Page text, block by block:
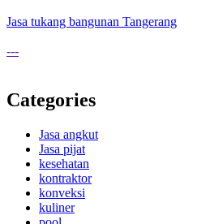
Jasa tukang bangunan Tangerang
---
Categories
Jasa angkut
Jasa pijat
kesehatan
kontraktor
konveksi
kuliner